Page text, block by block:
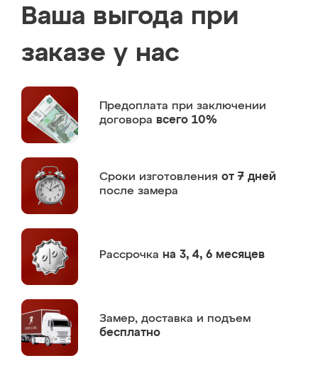
Ваша выгода при
заказе у нас
Предоплата при заключении
договора всего 10%
Сроки изготовления от 7 дней
после замера
Рассрочка на 3, 4, 6 месяцев
Замер, доставка и подъем
бесплатно